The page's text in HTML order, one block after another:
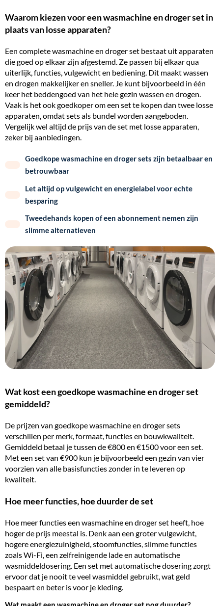
Waarom kiezen voor een wasmachine en droger set in
plaats van losse apparaten?
Een complete wasmachine en droger set bestaat uit apparaten
die goed op elkaar zijn afgestemd. Ze passen bij elkaar qua
uiterlijk, functies, vulgewicht en bediening. Dit maakt wassen
en drogen makkelijker en sneller. Je kunt bijvoorbeeld in één
keer het beddengoed van het hele gezin wassen en drogen.
Vaak is het ook goedkoper om een set te kopen dan twee losse
apparaten, omdat sets als bundel worden aangeboden.
Vergelijk wel altijd de prijs van de set met losse apparaten,
zeker bij aanbiedingen.
Goedkope wasmachine en droger sets zijn betaalbaar en
betrouwbaar
Let altijd op vulgewicht en energielabel voor echte
besparing
Tweedehands kopen of een abonnement nemen zijn
slimme alternatieven
Wat kost een goedkope wasmachine en droger set
gemiddeld?
De prijzen van goedkope wasmachine en droger sets
verschillen per merk, formaat, functies en bouwkwaliteit.
Gemiddeld betaal je tussen de €800 en €1500 voor een set.
Met een set van €900 kun je bijvoorbeeld een gezin van vier
voorzien van alle basisfuncties zonder in te leveren op
kwaliteit.
Hoe meer functies, hoe duurder de set
Hoe meer functies een wasmachine en droger set heeft, hoe
hoger de prijs meestal is. Denk aan een groter vulgewicht,
hogere energiezuinigheid, stoomfuncties, slimme functies
zoals Wi-Fi, een zelfreinigende lade en automatische
wasmiddeldosering. Een set met automatische dosering zorgt
ervoor dat je nooit te veel wasmiddel gebruikt, wat geld
bespaart en beter is voor je kleding.